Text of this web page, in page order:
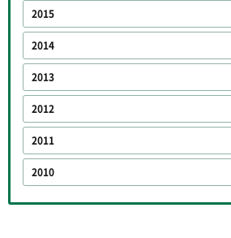
2015
2014
2013
2012
2011
2010